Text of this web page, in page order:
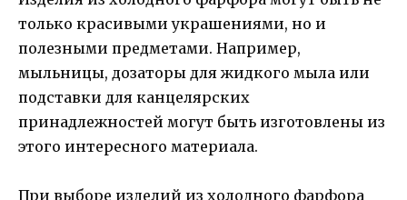
только красивыми украшениями, но и
полезными предметами. Например,
мыльницы, дозаторы для жидкого мыла или
подставки для канцелярских
принадлежностей могут быть изготовлены из
этого интересного материала.
При выборе изделий из холодного фарфора